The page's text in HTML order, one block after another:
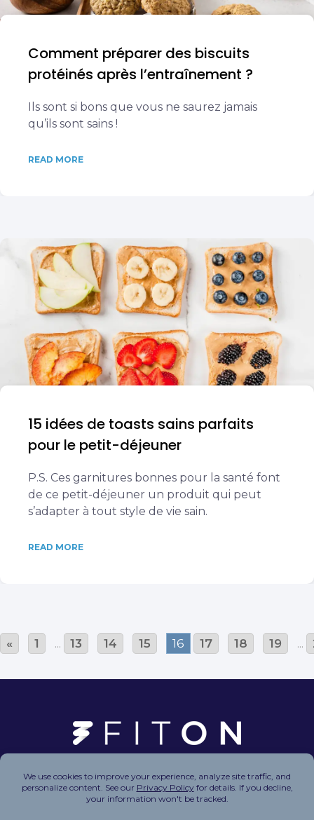
Comment préparer des biscuits
protéinés après l’entraînement ?
Ils sont si bons que vous ne saurez jamais
qu’ils sont sains !
READ MORE
15 idées de toasts sains parfaits
pour le petit-déjeuner
P.S. Ces garnitures bonnes pour la santé font
de ce petit-déjeuner un produit qui peut
s’adapter à tout style de vie sain.
READ MORE
« 1 ... 13 14 15 16 17 18 19 ...